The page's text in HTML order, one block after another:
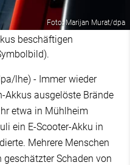
Foto: Marijan Murat/dpa
beschäftigen
lhe) - Immer wieder
Akkus ausgelöste Brände
etwa in Mühlheim
ein E-Scooter-Akku in
Mehrere Menschen
Schaden von